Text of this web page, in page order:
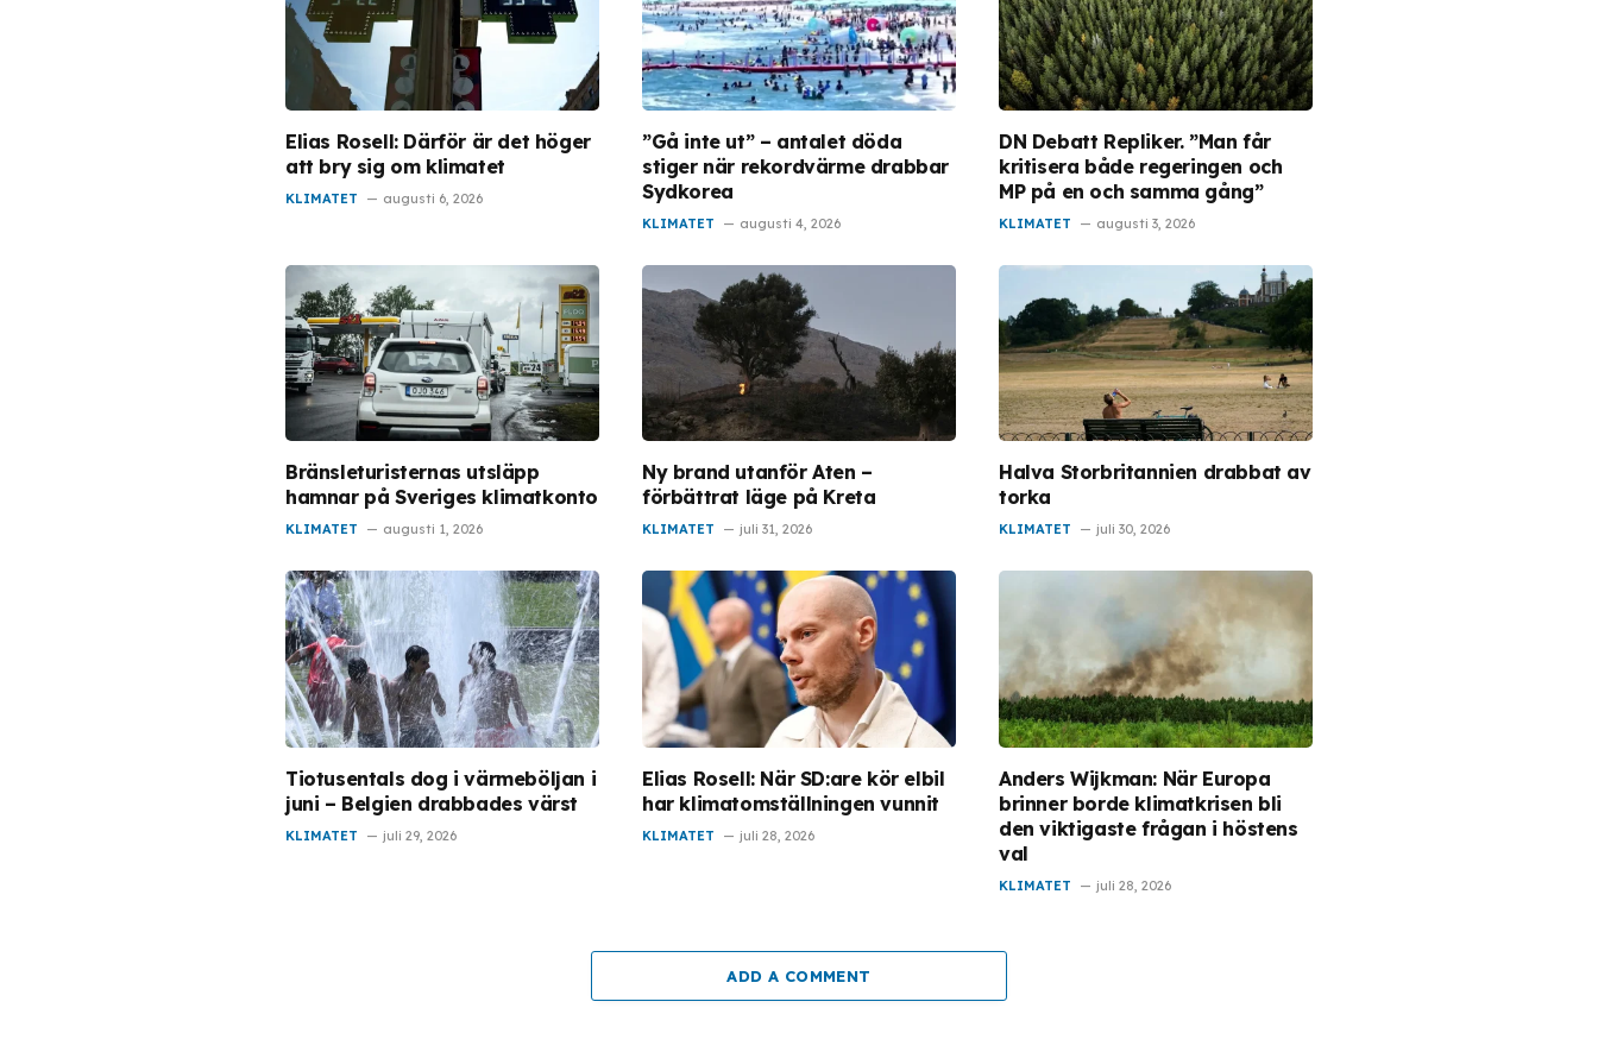
Elias Rosell: Därför är det höger
att bry sig om klimatet
KLIMATET augusti 6, 2026
”Gå inte ut” – antalet döda
stiger när rekordvärme drabbar
Sydkorea
KLIMATET augusti 4, 2026
DN Debatt Repliker. ”Man får
kritisera både regeringen och
MP på en och samma gång”
KLIMATET augusti 3, 2026
Bränsleturisternas utsläpp
hamnar på Sveriges klimatkonto
KLIMATET augusti 1, 2026
Ny brand utanför Aten –
förbättrat läge på Kreta
KLIMATET juli 31, 2026
Halva Storbritannien drabbat av
torka
KLIMATET juli 30, 2026
Tiotusentals dog i värmeböljan i
juni – Belgien drabbades värst
KLIMATET juli 29, 2026
Elias Rosell: När SD:are kör elbil
har klimatomställningen vunnit
KLIMATET juli 28, 2026
Anders Wijkman: När Europa
brinner borde klimatkrisen bli
den viktigaste frågan i höstens
val
KLIMATET juli 28, 2026
ADD A COMMENT